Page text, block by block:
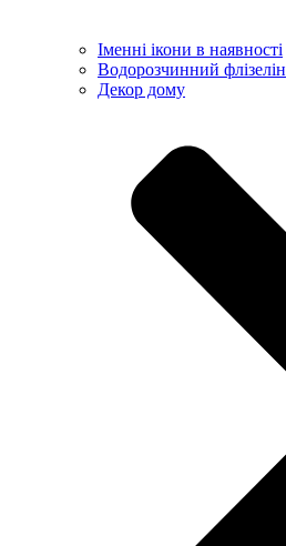
Іменні ікони в наявності
Водорозчинний флізелін
Декор дому